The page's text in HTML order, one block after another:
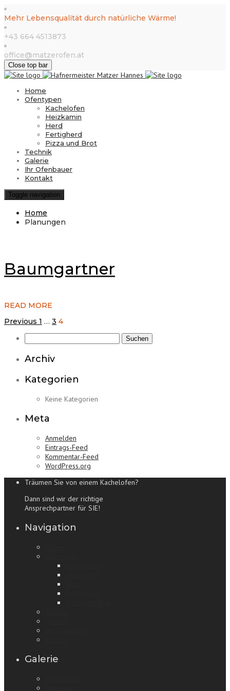
Mehr Lebensqualität durch natürliche Wärme!
+43 664 4513873
office@matzerofen.at
Close top bar
Home
Ofentypen
Kachelofen
Heizkamin
Herd
Fertigherd
Pizza und Brot
Technik
Galerie
Ihr Ofenbauer
Kontakt
Toggle navigation
Home
Planungen
Baumgartner
READ MORE
Seitennummerierung
Beiträge
Previous 1 … 3 4
nach:
Archiv
Kategorien
Keine Kategorien
Meta
Anmelden
Eintrags-Feed
Kommentar-Feed
WordPress.org
Träumen Sie von einem Kachelofen?
Dann sind wir der richtige
Ansprechpartner für SIE!
Navigation
Galerie